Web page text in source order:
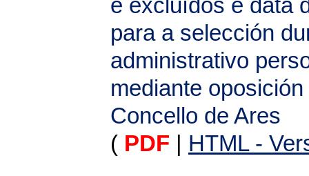
e excluídos e data
para a selección
administrativo
mediante
Concello de Ares
( PDF HTML -